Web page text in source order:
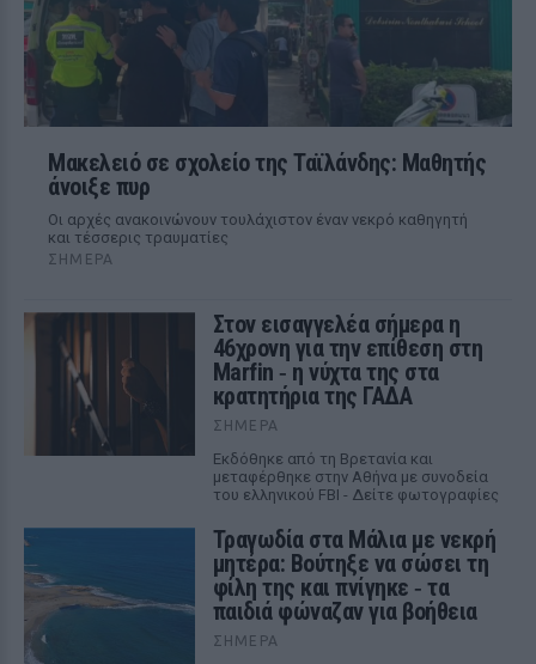
Μακελειό σε σχολείο της Ταϊλάνδης: Μαθητής
άνοιξε πυρ
Οι αρχές ανακοινώνουν τουλάχιστον έναν νεκρό καθηγητή
και τέσσερις τραυματίες
ΣΉΜΕΡΑ
Στον εισαγγελέα σήμερα η
46χρονη για την επίθεση στη
Marfin ‑ η νύχτα της στα
κρατητήρια της ΓΑΔΑ
ΣΉΜΕΡΑ
Εκδόθηκε από τη Βρετανία και
μεταφέρθηκε στην Αθήνα με συνοδεία
του ελληνικού FBI - Δείτε φωτογραφίες
Τραγωδία στα Μάλια με νεκρή
μητέρα: Βούτηξε να σώσει τη
φίλη της και πνίγηκε ‑ τα
παιδιά φώναζαν για βοήθεια
ΣΉΜΕΡΑ